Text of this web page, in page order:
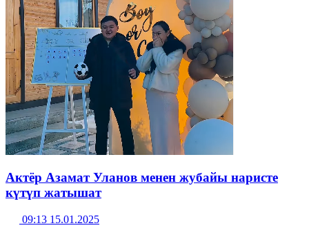
Актёр Азамат Уланов менен жубайы наристе
күтүп жатышат
09:13 15.01.2025